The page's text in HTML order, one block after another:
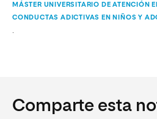
MÁSTER UNIVERSITARIO DE ATENCIÓN
CONDUCTAS ADICTIVAS EN NIÑOS Y
Comparte esta